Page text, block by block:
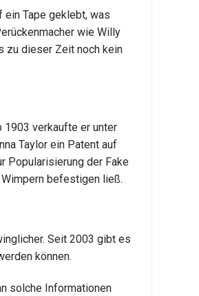
Tape geklebt, was
wie Willy
zu dieser Zeit noch kein
1903 verkaufte er unter
Taylor ein Patent auf
Popularisierung der Fake
befestigen ließ.
Seit 2003 gibt es
können.
solche Informationen